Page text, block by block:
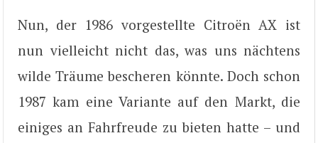
Nun, der 1986 vorgestellte Citroën AX ist
nun vielleicht nicht das, was uns nächtens
wilde Träume bescheren könnte. Doch schon
1987 kam eine Variante auf den Markt, die
einiges an Fahrfreude zu bieten hatte – und